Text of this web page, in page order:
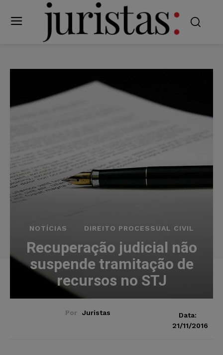
NOTÍCIAS DIREITO PROCESSUAL CIVIL
Recuperação judicial não
suspende tramitação de
recursos no STJ
Por Juristas
Data:
21/11/2016